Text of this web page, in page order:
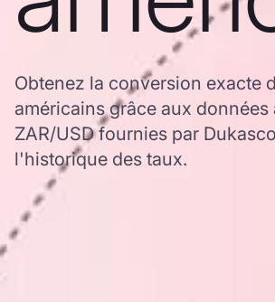
Obtenez la conversion exacte
américains grâce aux
ZAR/USD fournies par
l'historique des taux.